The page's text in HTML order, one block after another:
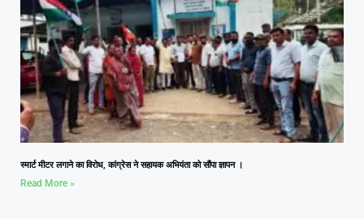
स्मार्ट मीटर लगाने का विरोध, कांग्रेस ने सहायक अभियंता को सौंपा ज्ञापन ।
Read More »